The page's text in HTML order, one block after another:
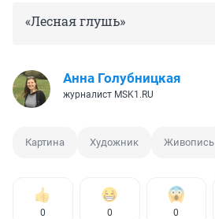
«Лесная глушь»
Анна Голубницкая
журналист MSK1.RU
Картина Художник Живопись
0 0 0